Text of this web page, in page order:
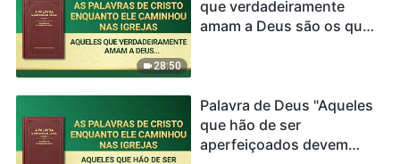
28:50
que verdadeiramente
amam a Deus são os que
Palavra de Deus "Aqueles
que hão de ser
aperfeiçoados devem